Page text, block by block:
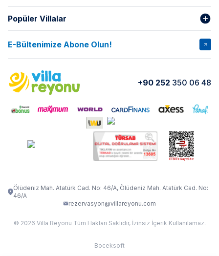
Hakkımızda
İptal Şartları Banka Hesapları
Kurumsal Blog
Yorumlar Nasıl Kiralarım
Popüler Villalar
VİLLA SALKIM VİLLA SLAY 1
VİLLA OLENNA 1 VİLLA MERT
VILLA ADRIMA 1
VİLLA TİAMO VİLLA ZEYTİN DALI
VILLA ELMALI
E-Bültenimize Abone Olun!
+90 252 350 06 48
Ölüdeniz Mah. Atatürk Cad. No: 46/A, Ölüdeniz Mah. Atatürk Cad. No:
46/A
rezervasyon@villareyonu.com
© 2026 Villa Reyonu Tüm Hakları Saklıdır, İzinsiz İçerik Kullanılamaz.
Boceksoft